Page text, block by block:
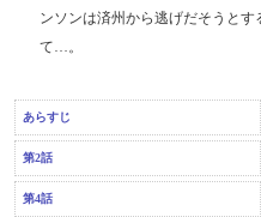
ンソンは済州から逃げだそうと
て…。
あらすじ
第2話
第4話